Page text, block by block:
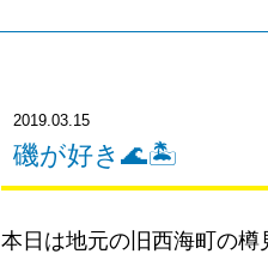
2019.03.15
磯が好き🌊🏝
本日は地元の旧西海町の樽